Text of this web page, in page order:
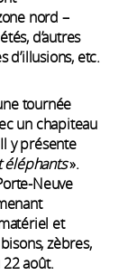
nord –
d’autres
d’illusions, etc.
tournée
un chapiteau
y présente
éléphants».
Neuve
et
zèbres,
22 août.